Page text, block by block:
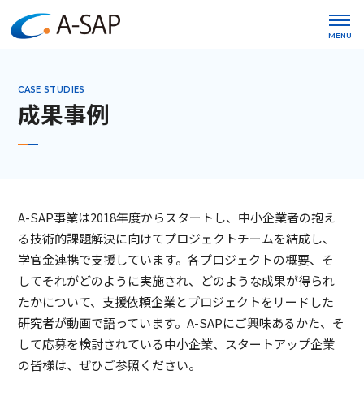
MENU
CASE STUDIES
成果事例
A-SAP事業は2018年度からスタートし、中小企業者の抱え
る技術的課題解決に向けてプロジェクトチームを結成し、
学官金連携で支援しています。各プロジェクトの概要、そ
してそれがどのように実施され、どのような成果が得られ
たかについて、支援依頼企業とプロジェクトをリードした
研究者が動画で語っています。A-SAPにご興味あるかた、そ
して応募を検討されている中小企業、スタートアップ企業
の皆様は、ぜひご参照ください。